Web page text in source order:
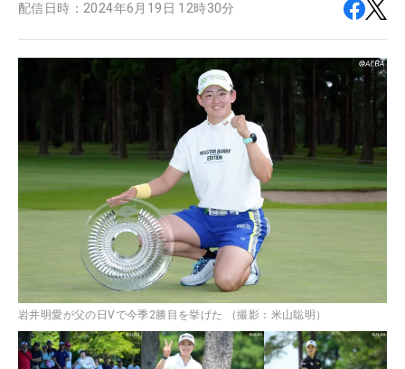
配信日時： 2024年6月19日 12時30分
岩井明愛が父の日Vで今季2勝目を挙げた （撮影：米山聡明）